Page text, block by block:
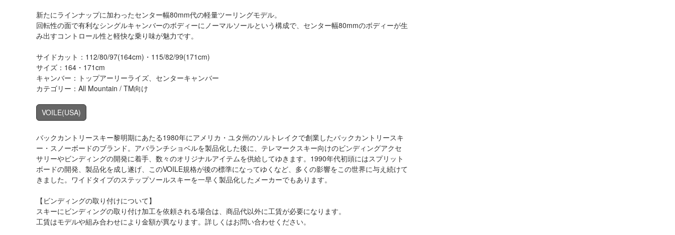
新たにラインナップに加わったセンター幅80mm代の軽量ツーリングモデル。
回転性の面で有利なシングルキャンバーのボディーにノーマルソールという構成で、センター幅80mmのボディーが生
み出すコントロール性と軽快な乗り味が魅力です。
サイドカット：112/80/97(164cm)・115/82/99(171cm)
サイズ：164・171cm
キャンバー：トップアーリーライズ、センターキャンバー
カテゴリー：All Mountain / TM向け
VOILE(USA)
バックカントリースキー黎明期にあたる1980年にアメリカ・ユタ州のソルトレイクで創業したバックカントリースキ
ー・スノーボードのブランド。アバランチショベルを製品化した後に、テレマークスキー向けのビンディングアクセ
サリーやビンディングの開発に着手、数々のオリジナルアイテムを供給してゆきます。1990年代初頭にはスプリット
ボードの開発、製品化を成し遂げ、このVOILE規格が後の標準になってゆくなど、多くの影響をこの世界に与え続けて
きました。ワイドタイプのステップソールスキーを一早く製品化したメーカーでもあります。
【ビンディングの取り付けについて】
スキーにビンディングの取り付け加工を依頼される場合は、商品代以外に工賃が必要になります。
工賃はモデルや組み合わせにより金額が異なります。詳しくはお問い合わせください。